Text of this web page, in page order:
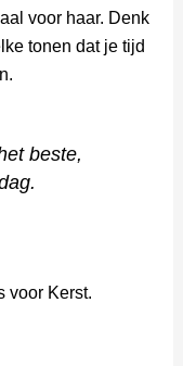
voor haar. Denk
tonen dat je tijd
beste,
voor Kerst.